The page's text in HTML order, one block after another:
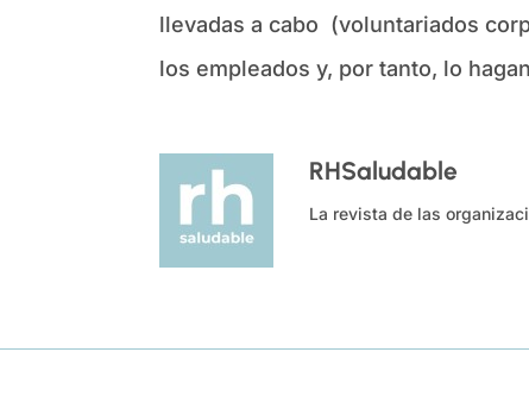
llevadas a cabo (voluntariados
los empleados y, por tanto, lo
RHSaludable
La revista de las